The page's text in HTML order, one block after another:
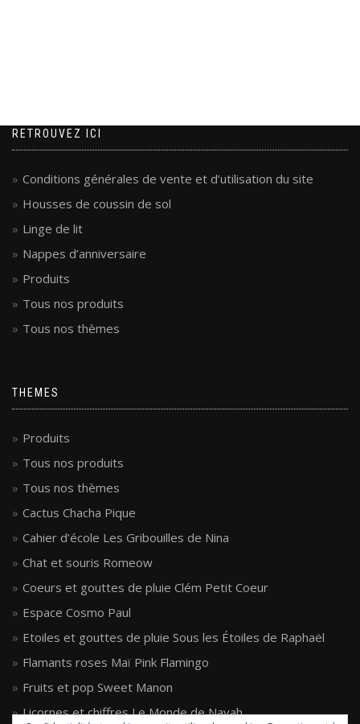
RETROUVEZ ICI
Conditions générales de vente et d’utilisation du site
Housses de coussin de sol
Linge de lit
Nappes d’anniversaire
Produits
Tous nos produits
Tous nos thèmes
THEMES
Produits
Tous nos produits
Tous nos thèmes
Cactus Chacha Pique
Cahier d’école Les Gribouilles de Nina
Chat et souris Romeow
Coeurs et gouttes de pluie Clém Petit Coeur
Espace Cosmo Paul
Etoiles et gouttes de pluie Sous les Étoiles de Raphaël
Flamants roses Maï Pink Flamingo
Fruits et pop Sweet Manon
Licornes et chiffres Le Monde de Nayah